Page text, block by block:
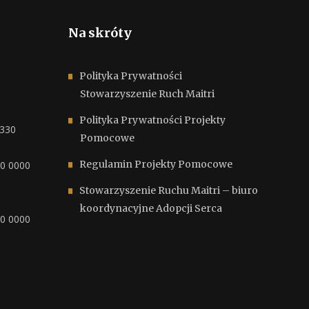
0000
0000
Na skróty
Polityka Prywatności
Stowarzyszenie Ruch Maitri
Polityka Prywatności Projekty
Pomocowe
Regulamin Projekty Pomocowe
Stowarzyszenie Ruchu Maitri – biuro
koordynacyjne Adopcji Serca